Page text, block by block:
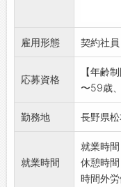
・のり
チの加工
など担
*経験不
ンテナ
(年2～3
*応募す
ください
*変更の
雇用形態 契約社員
応募資格
【年齢
〜59歳
勤務地 長野県
就業時間
就業時
休憩時
時間外